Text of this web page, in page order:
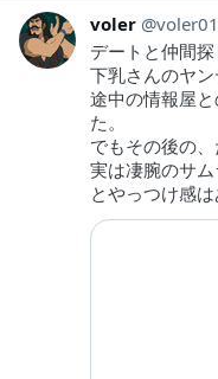
voler voler01
デートと仲間探
下乳さんのヤン
途中の情報屋
た。
でもその後の
実は凄腕のサ
とやっつけ感は